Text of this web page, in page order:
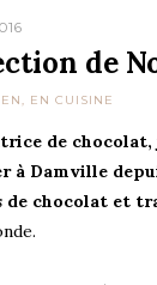
de
, EN CUISINE
de
à Damville
de chocolat et